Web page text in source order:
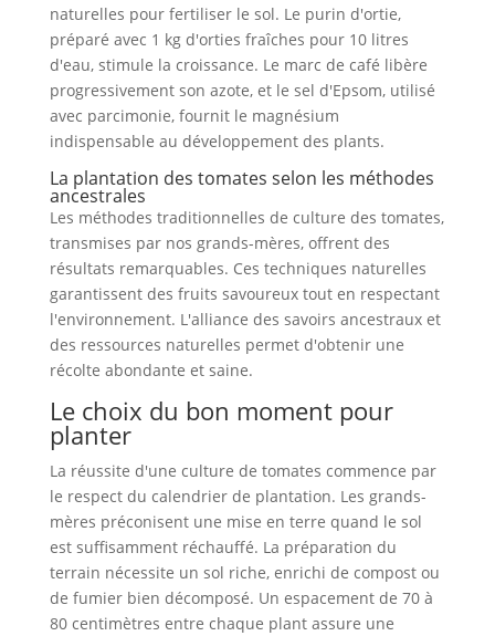
naturelles pour fertiliser le sol. Le purin d'ortie,
préparé avec 1 kg d'orties fraîches pour 10 litres
d'eau, stimule la croissance. Le marc de café libère
progressivement son azote, et le sel d'Epsom, utilisé
avec parcimonie, fournit le magnésium
indispensable au développement des plants.
La plantation des tomates selon les méthodes
ancestrales
Les méthodes traditionnelles de culture des tomates,
transmises par nos grands-mères, offrent des
résultats remarquables. Ces techniques naturelles
garantissent des fruits savoureux tout en respectant
l'environnement. L'alliance des savoirs ancestraux et
des ressources naturelles permet d'obtenir une
récolte abondante et saine.
Le choix du bon moment pour
planter
La réussite d'une culture de tomates commence par
le respect du calendrier de plantation. Les grands-
mères préconisent une mise en terre quand le sol
est suffisamment réchauffé. La préparation du
terrain nécessite un sol riche, enrichi de compost ou
de fumier bien décomposé. Un espacement de 70 à
80 centimètres entre chaque plant assure une